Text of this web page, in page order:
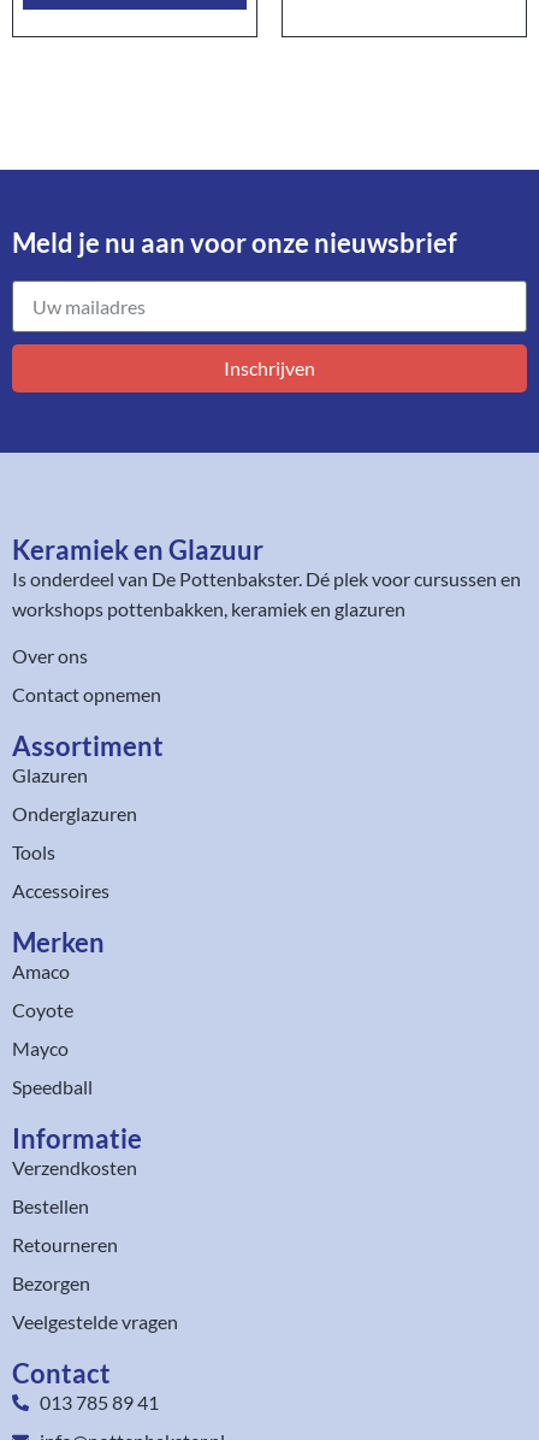
Meld je nu aan voor onze nieuwsbrief​
Inschrijven
Keramiek en Glazuur​
Is onderdeel van De Pottenbakster. Dé plek voor cursussen en
workshops pottenbakken, keramiek en glazuren
Over ons
Contact opnemen
Assortiment​
Glazuren
Onderglazuren
Tools
Accessoires
Merken
Amaco
Coyote
Mayco
Speedball
Informatie
Verzendkosten
Bestellen
Retourneren
Bezorgen
Veelgestelde vragen
Contact
013 785 89 41